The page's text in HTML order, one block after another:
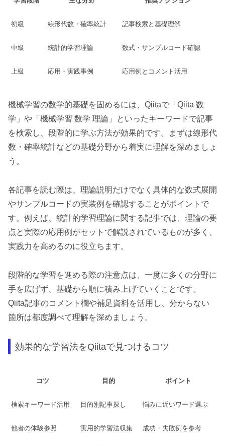
初級 線形代数・確率統計 記事検索と基礎理解
中級 統計的学習理論 数式・サンプルコード確認
上級 応用・実践事例 応用例とコメント活用
機械学習の数学的基礎を固めるには、Qiitaで「Qiita 数
学」や「機械学習 数学 理論」といったキーワードで記事
を検索し、段階的に学ぶ方法が効果的です。まずは線形代
数・確率統計などの基礎分野から着実に理解を深めましょ
う。
各記事を読む際は、理論説明だけでなく具体的な数式展開
やサンプルコードの実装例を確認することがポイントで
す。例えば、統計的学習理論に関する記事では、理論の要
点と実際の応用例がセットで解説されているものが多く、
実践力を高めるのに役立ちます。
段階的な学習を進める際の注意点は、一度に多くの分野に
手を広げず、基礎から順に積み上げていくことです。
Qiita記事のコメント欄や補足資料を活用し、分からない
箇所は都度調べて理解を深めましょう。
効果的な学習法をQiitaで見つけるコツ
コツ 目的 ポイント
検索キーワード活用 目的別記事探し 悩みに近いワード選ぶ
他者の体験参照 実用的学習法収集 成功・失敗例を参考